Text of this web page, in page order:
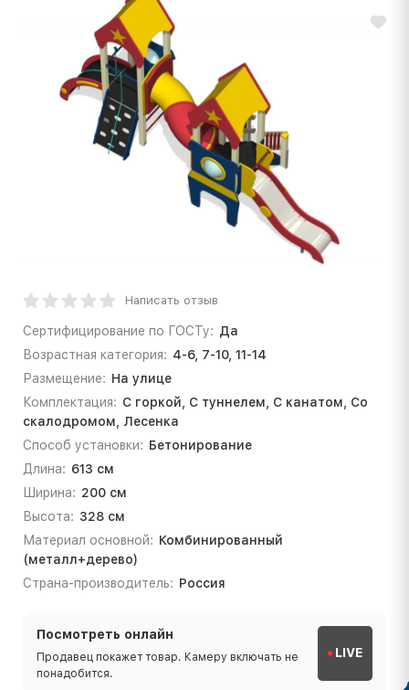
Написать отзыв
Сертифицирование по ГОСТу: Да
Возрастная категория: 4-6, 7-10, 11-14
Размещение: На улице
Комплектация: С горкой, С туннелем, С канатом, Со
скалодромом, Лесенка
Способ установки: Бетонирование
Длина: 613 см
Ширина: 200 см
Высота: 328 см
Материал основной: Комбинированный
(металл+дерево)
Страна-производитель: Россия
Посмотреть онлайн
Продавец покажет товар. Камеру включать не
понадобится.
LIVE